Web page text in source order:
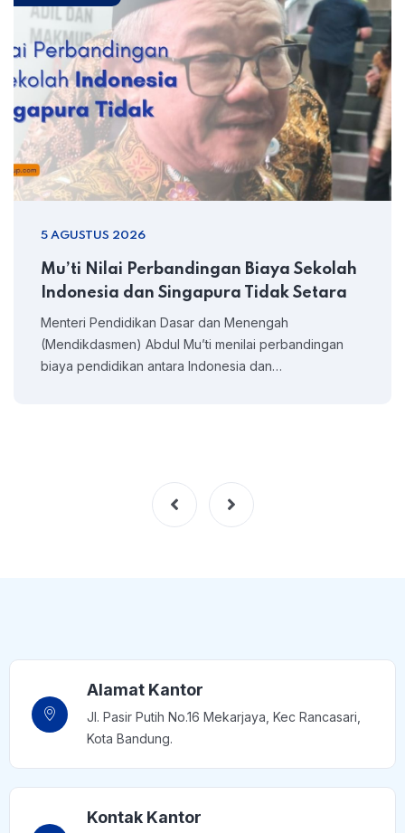
5 AGUSTUS 2026
Mu’ti Nilai Perbandingan Biaya Sekolah
Indonesia dan Singapura Tidak Setara
Menteri Pendidikan Dasar dan Menengah
(Mendikdasmen) Abdul Mu’ti menilai perbandingan
biaya pendidikan antara Indonesia dan…
Alamat Kantor
Jl. Pasir Putih No.16 Mekarjaya, Kec Rancasari,
Kota Bandung.
Kontak Kantor